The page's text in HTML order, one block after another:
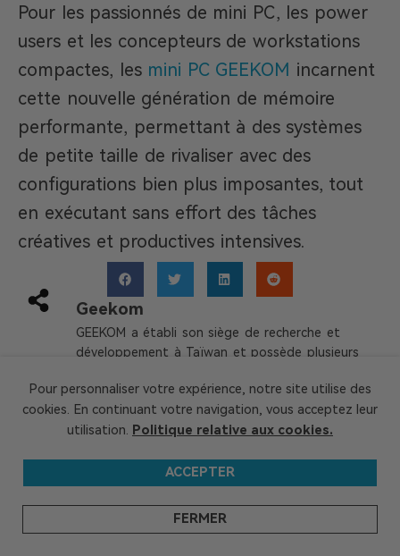
Pour les passionnés de mini PC, les power
users et les concepteurs de workstations
compactes, lesmini PC GEEKOM incarnent
cette nouvelle génération de mémoire
performante, permettant à des systèmes
de petite taille de rivaliser avec des
configurations bien plus imposantes, tout
en exécutant sans effort des tâches
créatives et productives intensives.
Geekom
GEEKOM a établi son siège de recherche et
développement à Taïwan et possède plusieurs
monde. Les membres de notre équipe centrale
sont les piliers techniques ayant déjà travaillé
chez Inventec, Quanta et d'autres entreprises
solides en matière de R&D et d'innovation. Nous
nous efforçons constamment d'atteindre
l'excellence dans le domaine des produits
technologiques.
Pour personnaliser votre expérience, notre site utilise des
cookies. En continuant votre navigation, vous acceptez leur
utilisation. Politique relative aux cookies.
ACCEPTER
FERMER